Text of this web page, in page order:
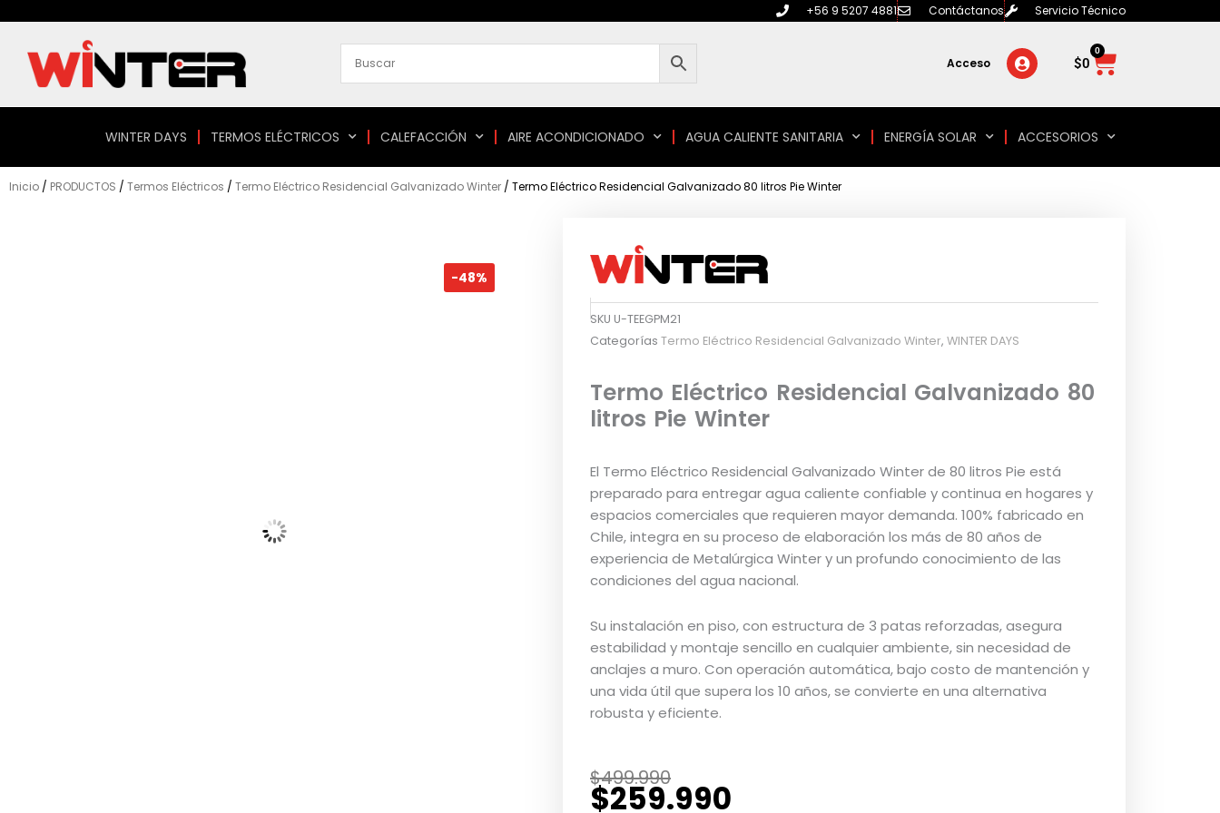
contenido
+56 9 5207 4881 Contáctanos Servicio Técnico
Acceso $0
0
Carrito
WINTER DAYS TERMOS ELÉCTRICOS CALEFACCIÓN AIRE ACONDICIONADO AGUA CALIENTE SANITARIA ENERGÍA SOLAR ACCESORIOS
Inicio / PRODUCTOS / Termos Eléctricos / Termo Eléctrico Residencial Galvanizado Winter / Termo Eléctrico Residencial Galvanizado 80 litros Pie Winter
-48%
SKU U-TEEGPM21
Categorías Termo Eléctrico Residencial Galvanizado Winter, WINTER DAYS
Termo Eléctrico Residencial Galvanizado 80
litros Pie Winter
El Termo Eléctrico Residencial Galvanizado Winter de 80 litros Pie está
preparado para entregar agua caliente confiable y continua en hogares y
espacios comerciales que requieren mayor demanda. 100% fabricado en
Chile, integra en su proceso de elaboración los más de 80 años de
experiencia de Metalúrgica Winter y un profundo conocimiento de las
condiciones del agua nacional.
Su instalación en piso, con estructura de 3 patas reforzadas, asegura
estabilidad y montaje sencillo en cualquier ambiente, sin necesidad de
anclajes a muro. Con operación automática, bajo costo de mantención y
una vida útil que supera los 10 años, se convierte en una alternativa
robusta y eficiente.
$499.990
El
precio
$259.990
El
precio